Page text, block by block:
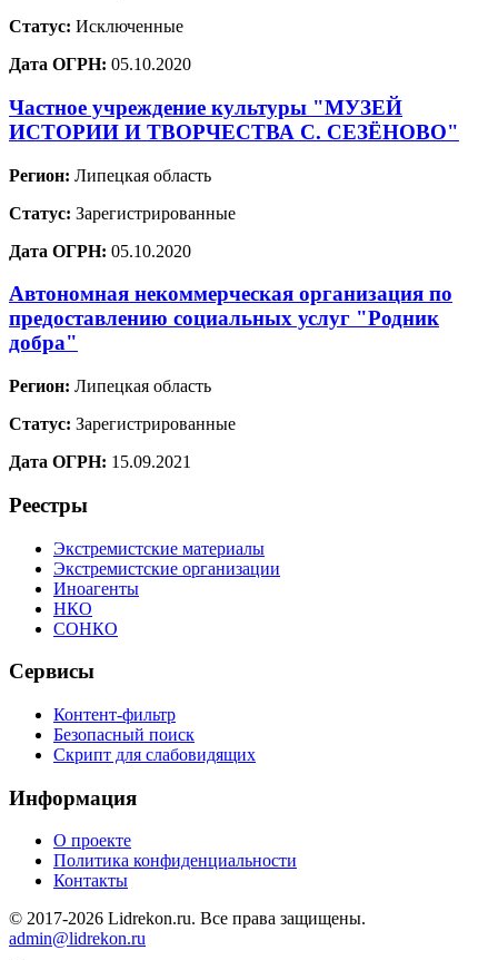
Статус: Исключенные
Дата ОГРН: 05.10.2020
Частное учреждение культуры "МУЗЕЙ
ИСТОРИИ И ТВОРЧЕСТВА С. СЕЗЁНОВО"
Регион: Липецкая область
Статус: Зарегистрированные
Дата ОГРН: 05.10.2020
Автономная некоммерческая организация по
предоставлению социальных услуг "Родник
добра"
Регион: Липецкая область
Статус: Зарегистрированные
Дата ОГРН: 15.09.2021
Реестры
Экстремистские материалы
Экстремистские организации
Иноагенты
НКО
СОНКО
Сервисы
Контент-фильтр
Безопасный поиск
Скрипт для слабовидящих
Информация
О проекте
Политика конфиденциальности
Контакты
© 2017-2026 Lidrekon.ru. Все права защищены.
admin@lidrekon.ru